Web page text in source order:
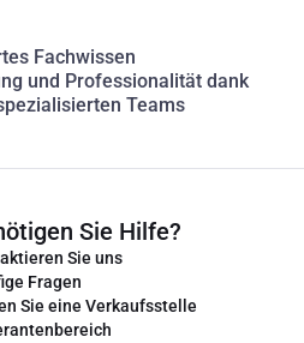
Fachwissen
und Professionalität dank
Teams
Sie Hilfe?
Sie uns
Fragen
Sie eine Verkaufsstelle